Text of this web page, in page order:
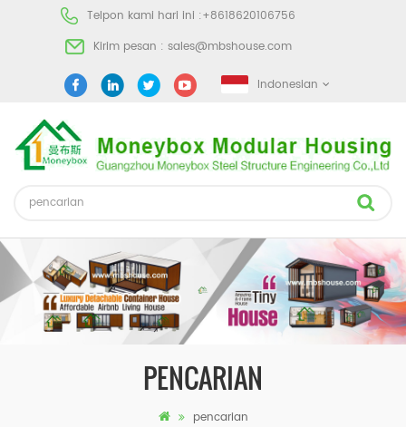
Telpon kami hari ini :+8618620106756
Kirim pesan : sales@mbshouse.com
Indonesian
PENCARIAN
pencarian